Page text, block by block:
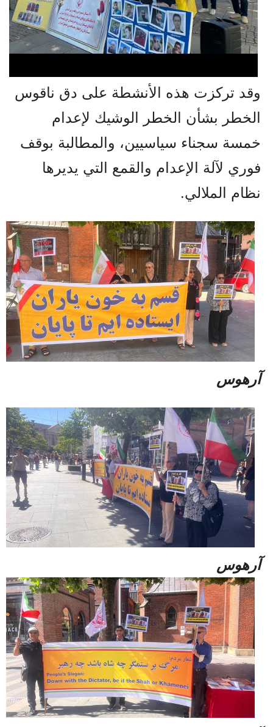
وقد تركزت هذه الأنشطة على دق ناقوس
الخطر بشأن الخطر الوشيك لإعدام
خمسة سجناء سياسيين، والمطالبة بوقف
فوري لآلة الإعدام والقمع التي يديرها
نظام الملالي.
آرهوس
آرهوس